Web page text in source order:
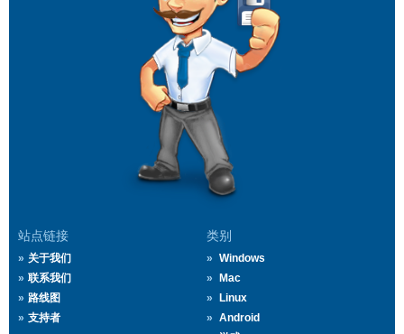
站点链接
关于我们
联系我们
路线图
支持者
类别
Windows
Mac
Linux
Android